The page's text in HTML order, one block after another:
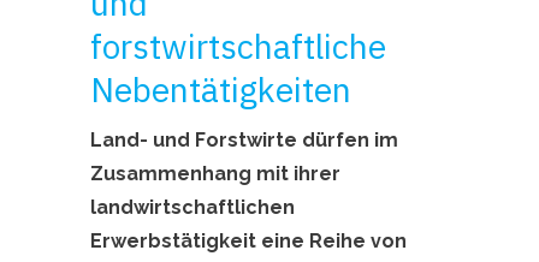
forstwirtschaftliche
Nebentätigkeiten
Land- und Forstwirte dürfen im
Zusammenhang mit ihrer
landwirtschaftlichen
Erwerbstätigkeit eine Reihe von